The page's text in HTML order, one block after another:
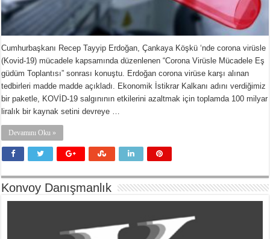
Cumhurbaşkanı Recep Tayyip Erdoğan, Çankaya Köşkü ‘nde corona virüsle
(Kovid-19) mücadele kapsamında düzenlenen “Corona Virüsle Mücadele Eş
güdüm Toplantısı” sonrası konuştu. Erdoğan corona virüse karşı alınan
tedbirleri madde madde açıkladı. Ekonomik İstikrar Kalkanı adını verdiğimiz
bir paketle, KOVİD-19 salgınının etkilerini azaltmak için toplamda 100 milyar
liralık bir kaynak setini devreye …
Devamını Oku »
Konvoy Danışmanlık